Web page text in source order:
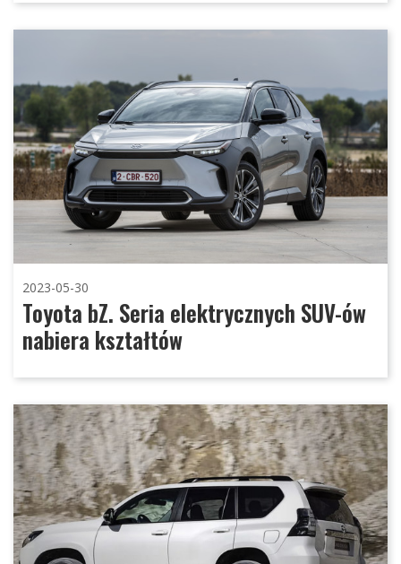
2023-05-30
Toyota bZ. Seria elektrycznych SUV-ów
nabiera kształtów